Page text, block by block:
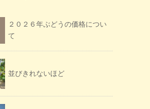
２０２６年ぶどうの価格につい
て
並びきれないほど